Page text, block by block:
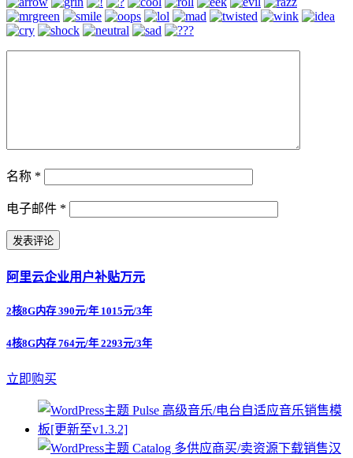
名称 *
电子邮件 *
阿里云企业用户补贴万元
2核8G内存 390元/年 1015元/3年
4核8G内存 764元/年 2293元/3年
立即购买